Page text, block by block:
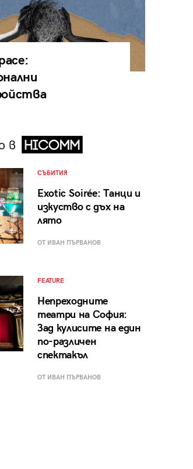
в
СЪБИТИЯ
Exotic Soirée: Танци и
изкуство с дъх на
лято
ОТ ИВАН ПЪРВАНОВ
FEATURE
Непреходните
театри на София:
Зад кулисите на един
по-различен
спектакъл
ОТ ИВАН ПЪРВАНОВ